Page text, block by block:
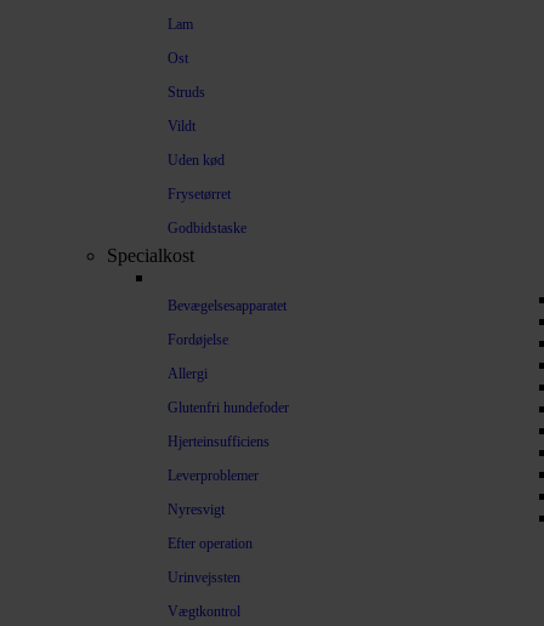
Lam
Ost
Struds
Vildt
Uden kød
Frysetørret
Godbidstaske
Specialkost
Bevægelsesapparatet
Fordøjelse
Allergi
Glutenfri hundefoder
Hjerteinsufficiens
Leverproblemer
Nyresvigt
Efter operation
Urinvejssten
Vægtkontrol